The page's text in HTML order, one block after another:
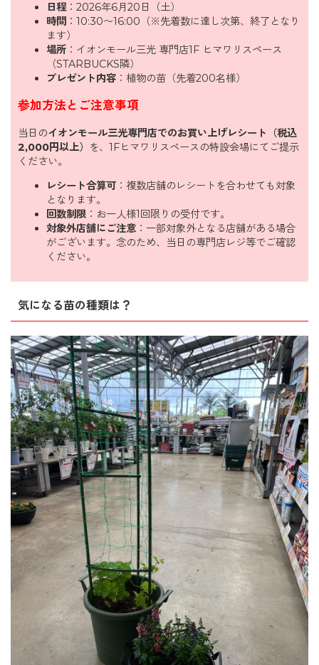
日程：2026年6月20日（土）
時間 ：10:30〜16:00（※先着数に達し次第、終了となり
ます）
場所 ：イオンモール三光 専門店1F ヒマワリスペース
（STARBUCKS隣）
プレゼント内容 ：植物の苗（先着200名様）
参加方法とご注意事項
当日のイオンモール三光専門店でのお買い上げレシート（税込
2,000円以上）
を、1Fヒマワリスペースの特設会場にてご提示
ください。
レシート合算可 ：複数店舗のレシートを合わせても対象
となります。
回数制限 ：お一人様1回限りの受付です。
対象外店舗にご注意 ：一部対象外となる店舗がある場合
がございます。念のため、当日の専門店レジ等でご確認
ください。
気になる苗の種類は？